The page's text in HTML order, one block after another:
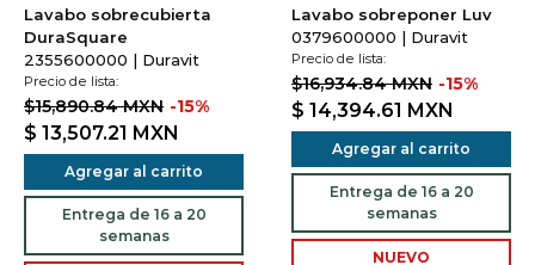
Lavabo sobrecubierta
DuraSquare
2355600000 | Duravit
Precio de lista:
$15,890.84 MXN -15%
$ 13,507.21 MXN
Agregar al carrito
Entrega de 16 a 20
semanas
Lavabo sobreponer Luv
0379600000 | Duravit
Precio de lista:
$16,934.84 MXN -15%
$ 14,394.61 MXN
Agregar al carrito
Entrega de 16 a 20
semanas
NUEVO